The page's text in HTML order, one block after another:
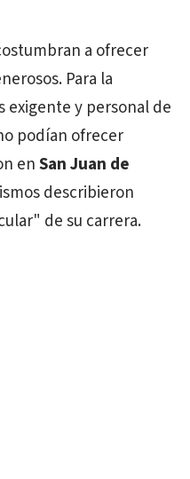
a ofrecer
Para la
exigente y personal de
podían ofrecer
enSan Juan de
describieron
de su carrera.